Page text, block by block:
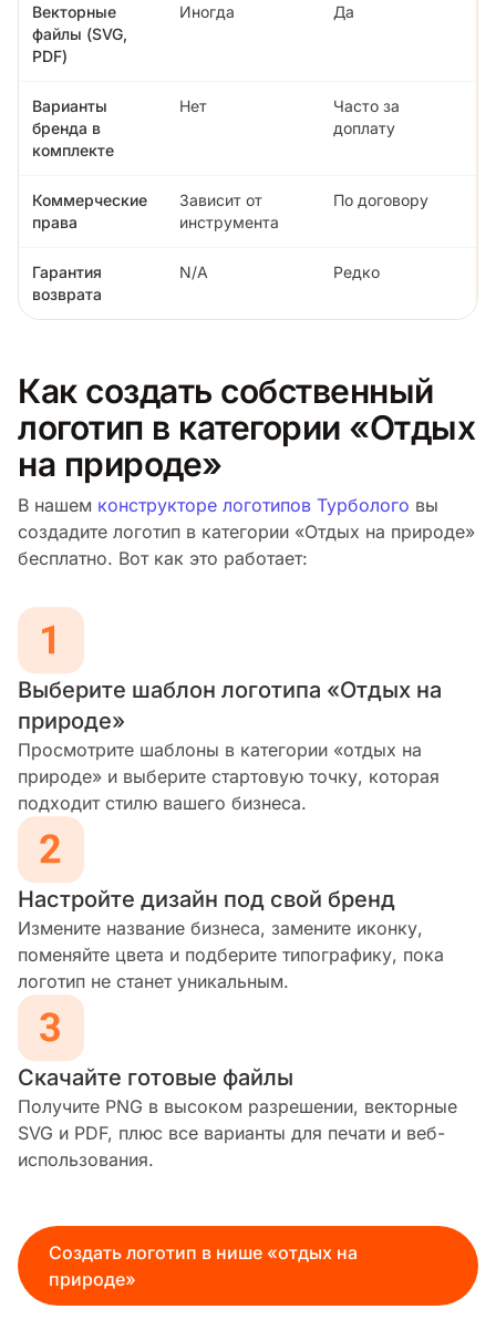
Векторные
файлы (SVG,
PDF)
Иногда Да
Варианты
бренда в
комплекте
Нет
Часто за
доплату
Коммерческие
права
Зависит от
инструмента
По договору
Гарантия
возврата
N/A Редко
Как создать собственный
логотип в категории «Отдых
на природе»
В нашем конструкторе логотипов Турболого вы
создадите логотип в категории «Отдых на природе»
бесплатно. Вот как это работает:
Выберите шаблон логотипа «Отдых на
природе»
Просмотрите шаблоны в категории «отдых на
природе» и выберите стартовую точку, которая
подходит стилю вашего бизнеса.
Настройте дизайн под свой бренд
Измените название бизнеса, замените иконку,
поменяйте цвета и подберите типографику, пока
логотип не станет уникальным.
Скачайте готовые файлы
Получите PNG в высоком разрешении, векторные
SVG и PDF, плюс все варианты для печати и веб-
использования.
Создать логотип в нише «отдых на
природе»